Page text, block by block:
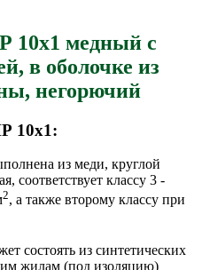
10х1 медный с
в оболочке из
негорючий
10x1:
из меди, круглой
соответствует классу 3 -
2, а также второму классу при
состоять из синтетических
жилам (под изоляцию)